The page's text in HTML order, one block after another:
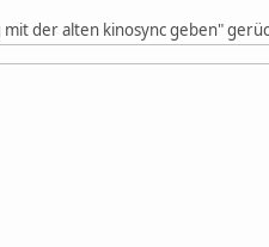
der alten kinosync geben"